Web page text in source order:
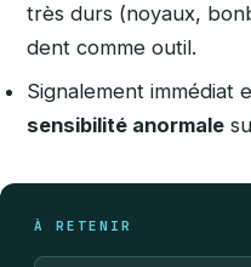
très durs (noyaux,
dent comme outil.
Signalement immédiat
sensibilité anormale
À RETENIR